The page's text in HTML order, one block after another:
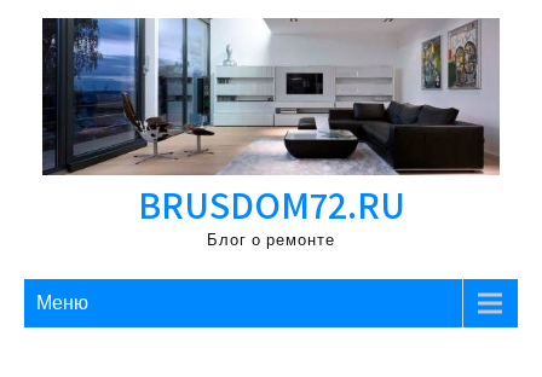
Перейти
содержимому
BRUSDOM72.RU
Блог о ремонте
Меню